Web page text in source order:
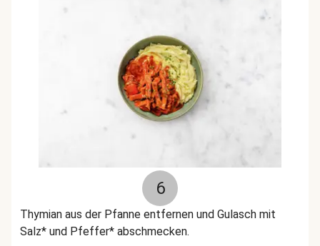
6
Thymian aus der Pfanne entfernen und Gulasch mit
Salz* und Pfeffer* abschmecken.